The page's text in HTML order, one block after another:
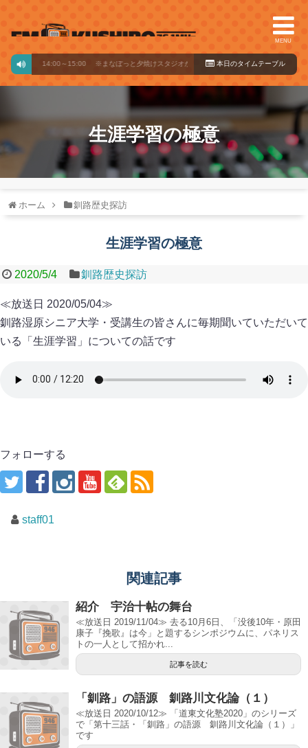
MENU
14:00～15:00 ※まなぼっと夕焼けスタジオからこんにちはの週は12:00～13:00
本日のタイ ムテーブル
生涯学習の極意
ホーム 釧路歴史探訪
生涯学習の極意
2020/5/4 釧路歴史探訪
≪放送日 2020/05/04≫
釧路湿原シニア大学・受講生の皆さんに毎期聞いていただいて
いる「生涯学習」についての話です
フォローする
staff01
関連記事
紹介 宇治十帖の舞台
≪放送日 2019/11/04≫ 去る10月6日、「没後10年・原田
康子『挽歌』は今」と題するシンポジウムに、パネリス
トの一人として招かれ...
記事を読む
「釧路」の語源 釧路川文化論（１）
≪放送日 2020/10/12≫ 「道東文化塾2020」のシリーズ
で「第十三話・「釧路」の語源 釧路川文化論（１）」
です